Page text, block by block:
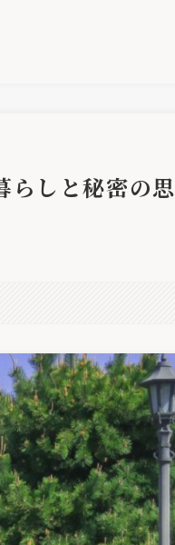
しと秘密の思